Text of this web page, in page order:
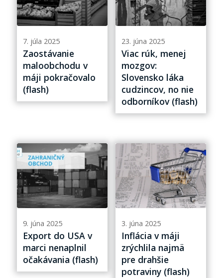
7. júla 2025
Zaostávanie
maloobchodu v
máji pokračovalo
(flash)
23. júna 2025
Viac rúk, menej
mozgov:
Slovensko láka
cudzincov, no nie
odborníkov (flash)
9. júna 2025
Export do USA v
marci nenaplnil
očakávania (flash)
3. júna 2025
Inflácia v máji
zrýchlila najmä
pre drahšie
potraviny (flash)